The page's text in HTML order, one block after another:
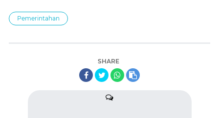
Pemerintahan
SHARE